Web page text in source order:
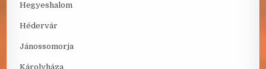
Hegyeshalom
Hédervár
Jánossomorja
Károlyháza